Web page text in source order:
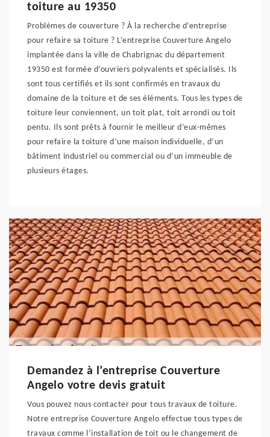
toiture au 19350
Problèmes de couverture ? À la recherche d’entreprise
pour refaire sa toiture ? L’entreprise Couverture Angelo
implantée dans la ville de Chabrignac du département
19350 est formée d’ouvriers polyvalents et spécialisés. Ils
sont tous certifiés et ils sont confirmés en travaux du
domaine de la toiture et de ses éléments. Tous les types de
toiture leur conviennent, un toit plat, toit arrondi ou toit
pentu. Ils sont prêts à fournir le meilleur d’eux-mêmes
pour refaire la toiture d’une maison individuelle, d’un
bâtiment industriel ou commercial ou d’un immeuble de
plusieurs étages.
Demandez à l’entreprise Couverture
Angelo votre devis gratuit
Vous pouvez nous contacter pour tous travaux de toiture.
Notre entreprise Couverture Angelo effectue tous types de
travaux comme l’installation de toit ou le changement de